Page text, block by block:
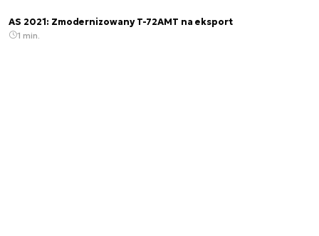
AS 2021: Zmodernizowany T-72AMT na eksport
1 min.